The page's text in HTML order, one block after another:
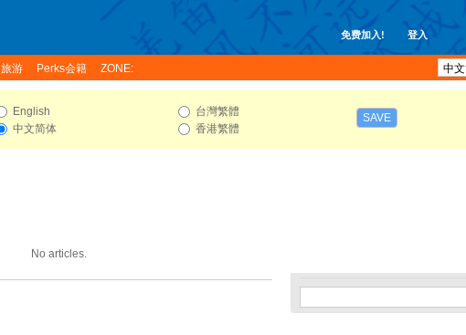
免费加入! 登入
旅游 Perks会籍 ZONE:
English
中文简体
台灣繁體
香港繁體
SAVE
No articles.